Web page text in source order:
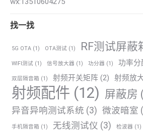
找一找
5G OTA (1) OTA测试 (1) RF测试屏蔽
WIFI测试 (1) 信号放大器 (1) 功分器 (1) 功率分
双层隔音箱 (1) 射频开关矩阵 (2) 射频放
射频配件 (12) 屏蔽房
异音异响测试系统 (3) 微波暗室
手机隔音箱 (1) 无线测试仪 (3) 检波器 (1)